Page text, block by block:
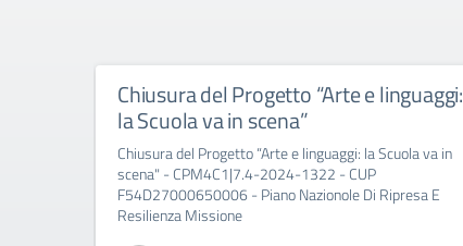
Chiusura del Progetto “Arte e linguaggi:
la Scuola va in scena”
Chiusura del Progetto “Arte e linguaggi: la Scuola va in
scena" - CPM4C1|7.4-2024-1322 - CUP
F54D27000650006 - Piano Nazionole Di Ripresa E
Resilienza Missione